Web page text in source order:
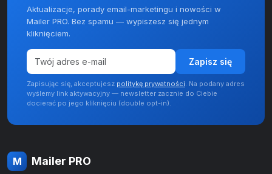
Aktualizacje, porady email-marketingu i nowości w
Mailer PRO. Bez spamu — wypiszesz się jednym
kliknięciem.
Zapisz się
Zapisując się, akceptujesz politykę prywatności. Na podany adres
wyślemy link aktywacyjny — newsletter zacznie do Ciebie
docierać po jego kliknięciu (double opt-in).
M Mailer PRO